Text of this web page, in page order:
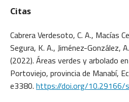
Citas
Cabrera Verdesoto, C. A., Macías
Segura, K. A., Jiménez-González,
(2022). Áreas verdes y arbolado
Portoviejo, provincia de Manabí,
e3380. https://doi.org/10.29166/